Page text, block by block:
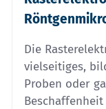
Die
vielseitiges,
Proben oder